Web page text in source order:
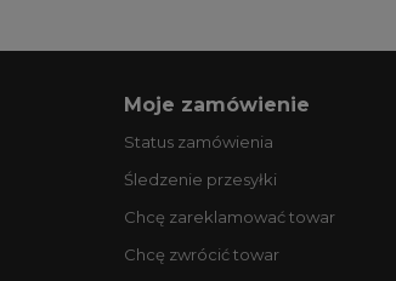
Moje zamówienie
Status zamówienia
Śledzenie przesyłki
Chcę zareklamować towar
Chcę zwrócić towar